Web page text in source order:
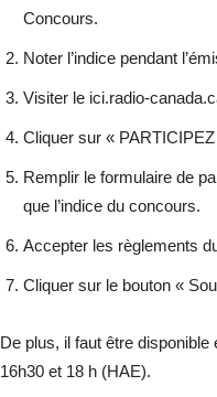
Concours.
Noter l’indice pendant
Visiter le ici.radio-
Cliquer sur « PARTICIPEZ
Remplir le formulaire de
que l’indice du concours.
Accepter les règlements
Cliquer sur le bouton «
De plus, il faut être
16h30 et 18 h (HAE).